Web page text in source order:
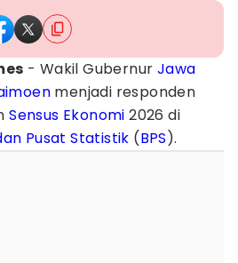
- Wakil Gubernur Jawa
menjadi responden
Sensus Ekonomi 2026 di
Pusat Statistik (BPS).